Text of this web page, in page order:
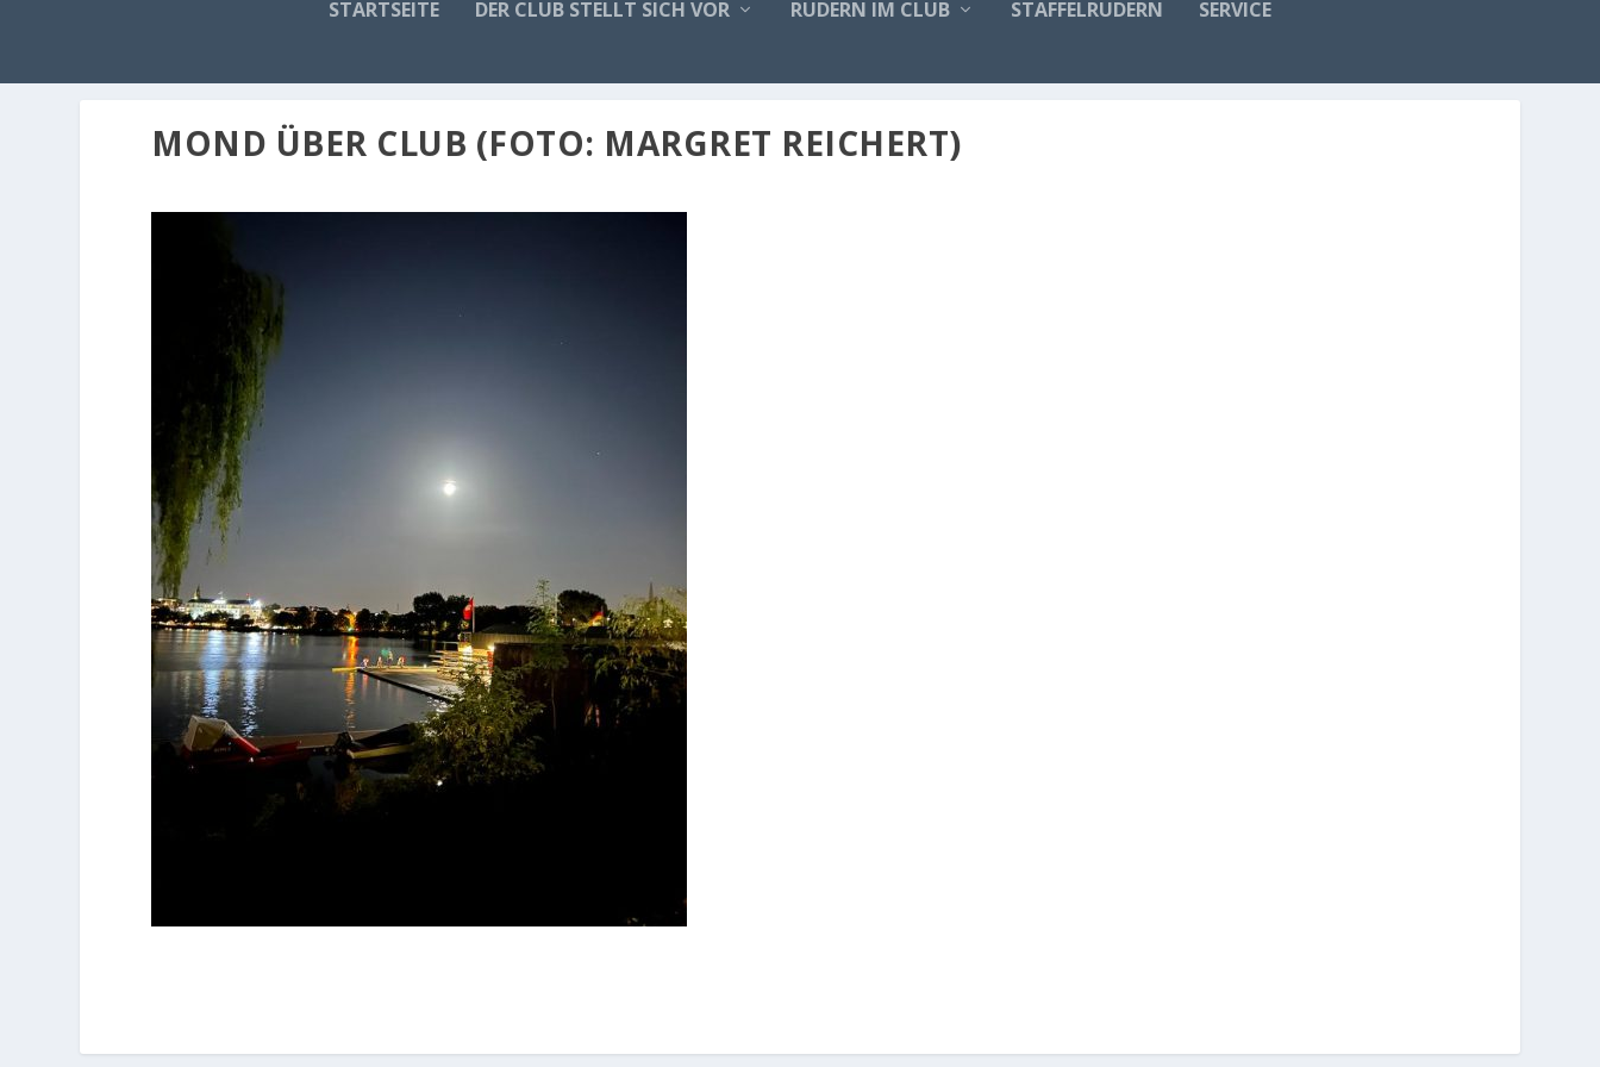
STARTSEITE DER CLUB STELLT SICH VOR RUDERN IM CLUB STAFFELRUDERN SERVICE
MOND ÜBER CLUB (FOTO: MARGRET REICHERT)